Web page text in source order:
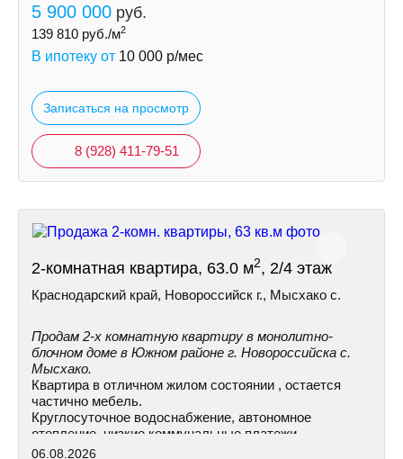
5 900 000 руб.
139 810 руб./м2
В ипотеку от 10 000 р/мес
Записаться на просмотр
8 (928) 411-79-51
2-комнатная квартира, 63.0 м2, 2/4 этаж
Краснодарский край, Новороссийск г., Мысхако с.
Продам 2-х комнатную квартиру в монолитно-
блочном доме в Южном районе г. Новороссийска с.
Мысхако.
Квартира в отличном жилом состоянии , остается
частично мебель.
Круглосуточное водоснабжение, автономное
отопление, низкие коммунальные платежи.
06.08.2026